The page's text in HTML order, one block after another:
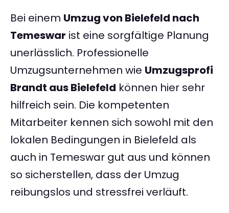
Bei einem Umzug von Bielefeld nach
Temeswar ist eine sorgfältige Planung
unerlässlich. Professionelle
Umzugsunternehmen wie Umzugsprofi
Brandt aus Bielefeld können hier sehr
hilfreich sein. Die kompetenten
Mitarbeiter kennen sich sowohl mit den
lokalen Bedingungen in Bielefeld als
auch in Temeswar gut aus und können
so sicherstellen, dass der Umzug
reibungslos und stressfrei verläuft.